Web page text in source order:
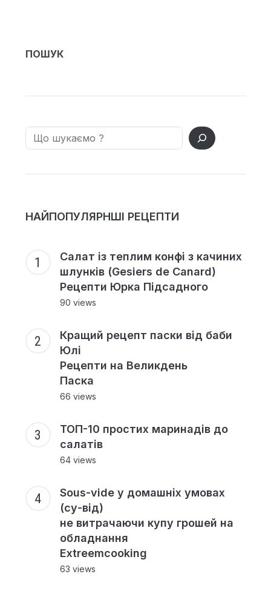
ПОШУК
Search
НАЙПОПУЛЯРНШІ РЕЦЕПТИ
Салат із теплим конфі з качиних
шлунків (Gesiers de Canard)
Рецепти Юрка Підсадного
90 views
Кращий рецепт паски від баби
Юлі
Рецепти на Великдень
Паска
66 views
ТОП-10 простих маринадів до
салатів
64 views
Sous-vide у домашніх умовах
(су-від)
не витрачаючи купу грошей на
обладнання
Extreemcooking
63 views